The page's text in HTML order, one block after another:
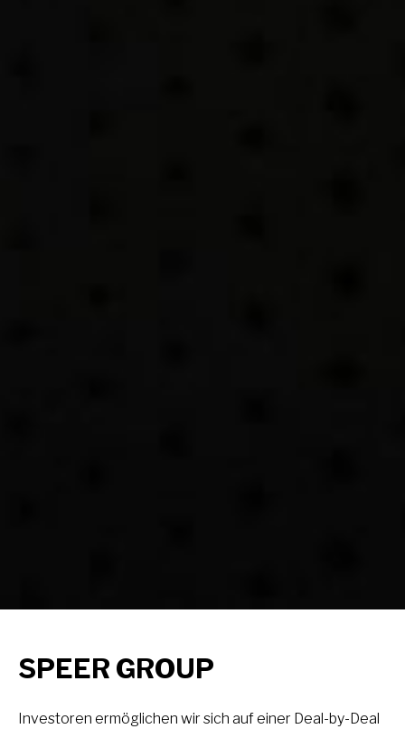
SPEER GROUP
Investoren ermöglichen wir sich auf einer Deal-by-Deal